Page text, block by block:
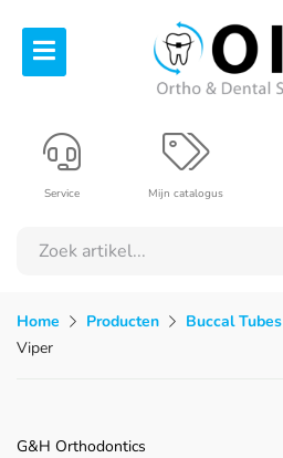
Mijn catalogus
Service
Home Producten Buccal Tubes
Viper
G&H Orthodontics